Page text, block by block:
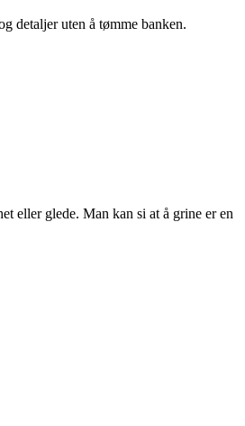
detaljer uten å tømme banken.
eller glede. Man kan si at å grine er en